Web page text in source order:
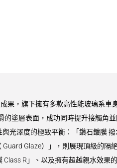
果，旗下擁有多款高性能玻璃系
塗層表面，成功同時提升接觸角並
光澤度的極致平衡：「鑽石鍍膜
Glaze）」，則展現頂級的隔
R」、以及擁有超越親水效果